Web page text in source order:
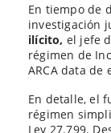
En tiempo de
investigación
ilícito, el jefe
régimen de
ARCA data de
En detalle, el
régimen
Ley 27.799.